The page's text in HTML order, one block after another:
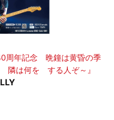
周年記念 晩鐘は黄昏の季
は何を する人ぞ～』